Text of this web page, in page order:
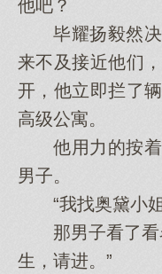
他吧？
毕耀扬毅然决
来不及接近他们
开，他立即拦了
高级公寓。
他用力的按着
男子。
“我找奥黛小姐
那男子看了看
生，请进。”